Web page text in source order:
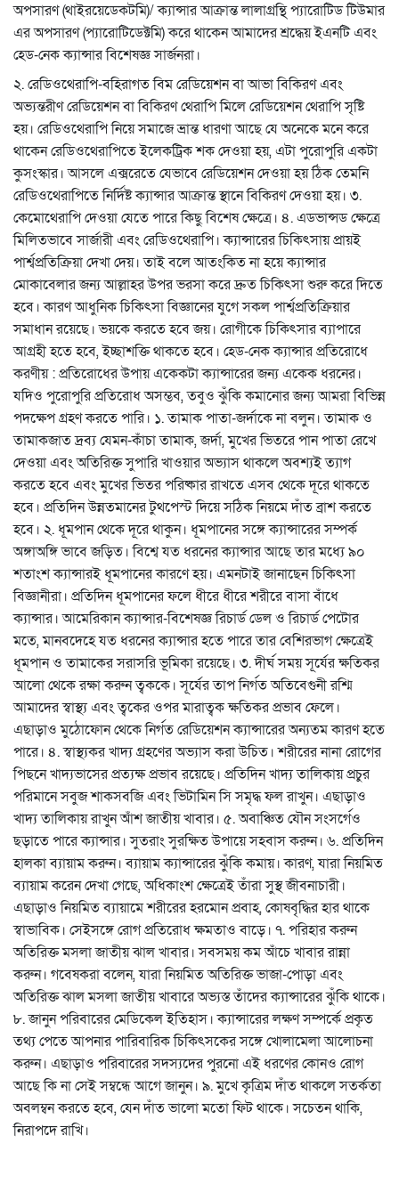
অপসারণ (থাইরয়েডেকটমি)/ ক্যান্সার আক্রান্ত লালাগ্রন্থি প্যারোটিড টিউমার
এর অপসারণ (প্যারোটিডেক্টমি) করে থাকেন আমাদের শ্রদ্ধেয় ইএনটি এবং
হেড-নেক ক্যান্সার বিশেষজ্ঞ সার্জনরা।
২. রেডিওথেরাপি-বহিরাগত বিম রেডিয়েশন বা আভা বিকিরণ এবং
অভ্যন্তরীণ রেডিয়েশন বা বিকিরণ থেরাপি মিলে রেডিয়েশন থেরাপি সৃষ্টি
হয়। রেডিওথেরাপি নিয়ে সমাজে ভ্রান্ত ধারণা আছে যে অনেকে মনে করে
থাকেন রেডিওথেরাপিতে ইলেকট্রিক শক দেওয়া হয়, এটা পুরোপুরি একটা
কুসংস্কার। আসলে এক্সরেতে যেভাবে রেডিয়েশন দেওয়া হয় ঠিক তেমনি
রেডিওথেরাপিতে নির্দিষ্ট ক্যান্সার আক্রান্ত স্থানে বিকিরণ দেওয়া হয়। ৩.
কেমোথেরাপি দেওয়া যেতে পারে কিছু বিশেষ ক্ষেত্রে। ৪. এডভান্সড ক্ষেত্রে
মিলিতভাবে সার্জারী এবং রেডিওথেরাপি। ক্যান্সারের চিকিৎসায় প্রায়ই
পার্শ্বপ্রতিক্রিয়া দেখা দেয়। তাই বলে আতংকিত না হয়ে ক্যান্সার
মোকাবেলার জন্য আল্লাহর উপর ভরসা করে দ্রুত চিকিৎসা শুরু করে দিতে
হবে। কারণ আধুনিক চিকিৎসা বিজ্ঞানের যুগে সকল পার্শ্বপ্রতিক্রিয়ার
সমাধান রয়েছে। ভয়কে করতে হবে জয়। রোগীকে চিকিৎসার ব্যাপারে
আগ্রহী হতে হবে, ইচ্ছাশক্তি থাকতে হবে। হেড-নেক ক্যান্সার প্রতিরোধে
করণীয় : প্রতিরোধের উপায় একেকটা ক্যান্সারের জন্য একেক ধরনের।
যদিও পুরোপুরি প্রতিরোধ অসম্ভব, তবুও ঝুঁকি কমানোর জন্য আমরা বিভিন্ন
পদক্ষেপ গ্রহণ করতে পারি। ১. তামাক পাতা-জর্দাকে না বলুন। তামাক ও
তামাকজাত দ্রব্য যেমন-কাঁচা তামাক, জর্দা, মুখের ভিতরে পান পাতা রেখে
দেওয়া এবং অতিরিক্ত সুপারি খাওয়ার অভ্যাস থাকলে অবশ্যই ত্যাগ
করতে হবে এবং মুখের ভিতর পরিষ্কার রাখতে এসব থেকে দূরে থাকতে
হবে। প্রতিদিন উন্নতমানের টুথপেস্ট দিয়ে সঠিক নিয়মে দাঁত ব্রাশ করতে
হবে। ২. ধূমপান থেকে দূরে থাকুন। ধূমপানের সঙ্গে ক্যান্সারের সম্পর্ক
অঙ্গাঅঙ্গি ভাবে জড়িত। বিশ্বে যত ধরনের ক্যান্সার আছে তার মধ্যে ৯০
শতাংশ ক্যান্সারই ধূমপানের কারণে হয়। এমনটাই জানাছেন চিকিৎসা
বিজ্ঞানীরা। প্রতিদিন ধূমপানের ফলে ধীরে ধীরে শরীরে বাসা বাঁধে
ক্যান্সার। আমেরিকান ক্যান্সার-বিশেষজ্ঞ রিচার্ড ডেল ও রিচার্ড পেটোর
মতে, মানবদেহে যত ধরনের ক্যান্সার হতে পারে তার বেশিরভাগ ক্ষেত্রেই
ধূমপান ও তামাকের সরাসরি ভূমিকা রয়েছে। ৩. দীর্ঘ সময় সূর্যের ক্ষতিকর
আলো থেকে রক্ষা করুন ত্বককে। সূর্যের তাপ নির্গত অতিবেগুনী রশ্মি
আমাদের স্বাস্থ্য এবং ত্বকের ওপর মারাত্বক ক্ষতিকর প্রভাব ফেলে।
এছাড়াও মুঠোফোন থেকে নির্গত রেডিয়েশন ক্যান্সারের অন্যতম কারণ হতে
পারে। ৪. স্বাস্থ্যকর খাদ্য গ্রহণের অভ্যাস করা উচিত। শরীরের নানা রোগের
পিছনে খাদ্যভাসের প্রত্যক্ষ প্রভাব রয়েছে। প্রতিদিন খাদ্য তালিকায় প্রচুর
পরিমানে সবুজ শাকসবজি এবং ভিটামিন সি সমৃদ্ধ ফল রাখুন। এছাড়াও
খাদ্য তালিকায় রাখুন আঁশ জাতীয় খাবার। ৫. অবাঞ্চিত যৌন সংসর্গেও
ছড়াতে পারে ক্যান্সার। সুতরাং সুরক্ষিত উপায়ে সহবাস করুন। ৬. প্রতিদিন
হালকা ব্যায়াম করুন। ব্যায়াম ক্যান্সারের ঝুঁকি কমায়। কারণ, যারা নিয়মিত
ব্যায়াম করেন দেখা গেছে, অধিকাংশ ক্ষেত্রেই তাঁরা সুস্থ জীবনাচারী।
এছাড়াও নিয়মিত ব্যায়ামে শরীরের হরমোন প্রবাহ, কোষবৃদ্ধির হার থাকে
স্বাভাবিক। সেইসঙ্গে রোগ প্রতিরোধ ক্ষমতাও বাড়ে। ৭. পরিহার করুন
অতিরিক্ত মসলা জাতীয় ঝাল খাবার। সবসময় কম আঁচে খাবার রান্না
করুন। গবেষকরা বলেন, যারা নিয়মিত অতিরিক্ত ভাজা-পোড়া এবং
অতিরিক্ত ঝাল মসলা জাতীয় খাবারে অভ্যস্ত তাঁদের ক্যান্সারের ঝুঁকি থাকে।
৮. জানুন পরিবারের মেডিকেল ইতিহাস। ক্যান্সারের লক্ষণ সম্পর্কে প্রকৃত
তথ্য পেতে আপনার পারিবারিক চিকিৎসকের সঙ্গে খোলামেলা আলোচনা
করুন। এছাড়াও পরিবারের সদস্যদের পুরনো এই ধরণের কোনও রোগ
আছে কি না সেই সম্বন্ধে আগে জানুন। ৯. মুখে কৃত্রিম দাঁত থাকলে সতর্কতা
অবলম্বন করতে হবে, যেন দাঁত ভালো মতো ফিট থাকে। সচেতন থাকি,
নিরাপদে রাখি।